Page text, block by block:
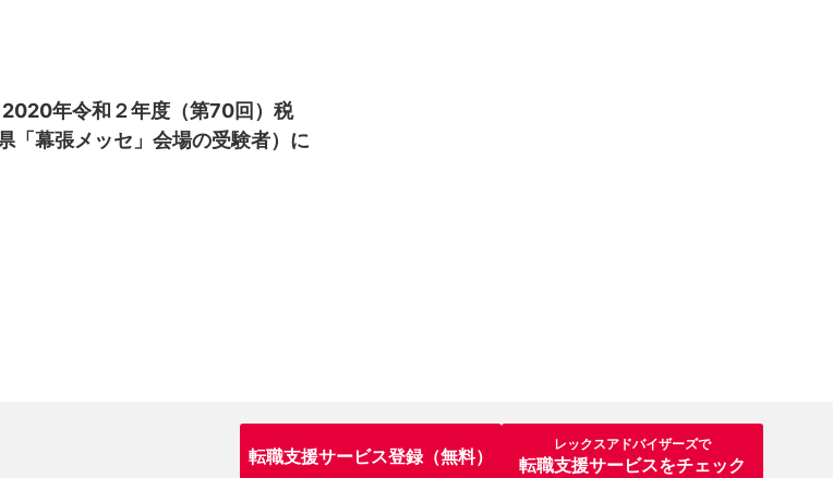
2020年令和２年度（第70回）税
「幕張メッセ」会場の受験者）に
転職支援サービス登録（無料）
レックスアドバイザーズで
転職支援サービスをチェック